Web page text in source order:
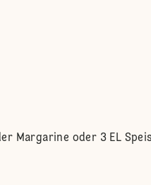
Margarine oder 3 EL